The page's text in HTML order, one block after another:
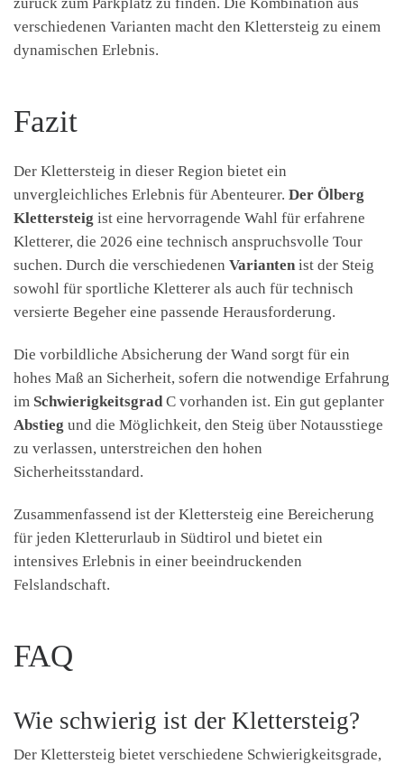
verschiedenen Varianten macht den Klettersteig zu einem
dynamischen Erlebnis.
Fazit
Der Klettersteig in dieser Region bietet ein
unvergleichliches Erlebnis für Abenteurer. Der Ölberg
Klettersteig ist eine hervorragende Wahl für erfahrene
Kletterer, die 2026 eine technisch anspruchsvolle Tour
suchen. Durch die verschiedenen Varianten ist der Steig
sowohl für sportliche Kletterer als auch für technisch
versierte Begeher eine passende Herausforderung.
Die vorbildliche Absicherung der Wand sorgt für ein
hohes Maß an Sicherheit, sofern die notwendige Erfahrung
im SchwierigkeitsgradC vorhanden ist. Ein gut geplanter
Abstieg und die Möglichkeit, den Steig über Notausstiege
zu verlassen, unterstreichen den hohen
Sicherheitsstandard.
Zusammenfassend ist der Klettersteig eine Bereicherung
für jeden Kletterurlaub in Südtirol und bietet ein
intensives Erlebnis in einer beeindruckenden
Felslandschaft.
FAQ
Wie schwierig ist der Klettersteig?
Der Klettersteig bietet verschiedene Schwierigkeitsgrade,